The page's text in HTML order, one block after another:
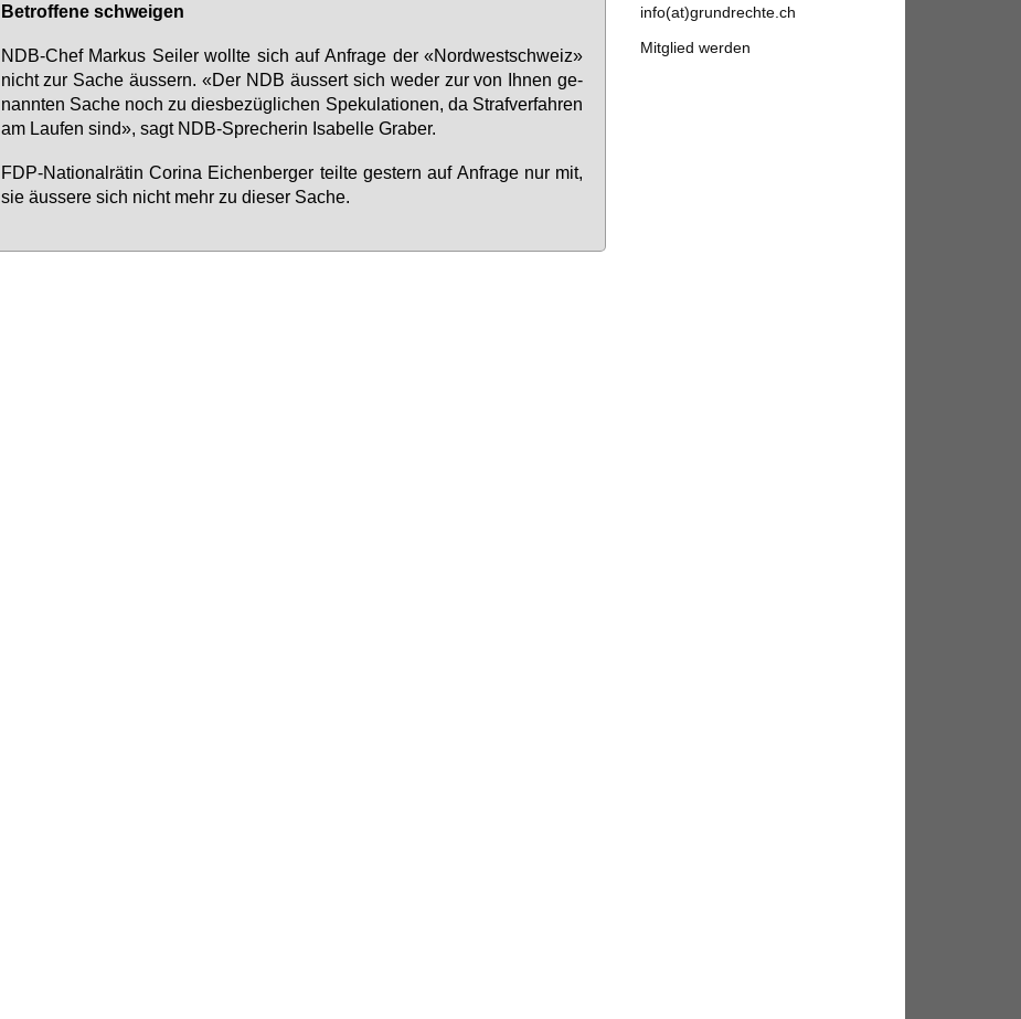
Be­trof­fe­ne schwei­gen
NDB-Chef Mar­kus Sei­ler woll­te sich auf An­fra­ge der «Nord­west­schweiz»
nicht zur Sa­che äus­sern. «Der NDB äus­sert sich we­der zur von Ih­nen ge­
nann­ten Sa­che noch zu dies­be­züg­li­chen Spe­ku­la­tio­nen, da Straf­ver­fah­ren
am Lau­fen sind», sagt NDB-Spre­che­rin Isa­bel­le Gra­ber.
FDP-Na­tio­nal­rä­tin Co­ri­na Ei­chen­ber­ger teil­te ges­tern auf An­fra­ge nur mit,
sie äus­se­re sich nicht mehr zu die­ser Sa­che.
info(at)grundrechte.ch
Mitglied werden